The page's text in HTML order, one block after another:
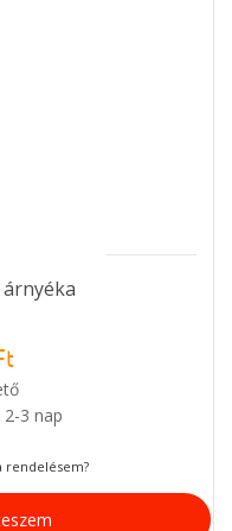
3 nap
rendelésem?